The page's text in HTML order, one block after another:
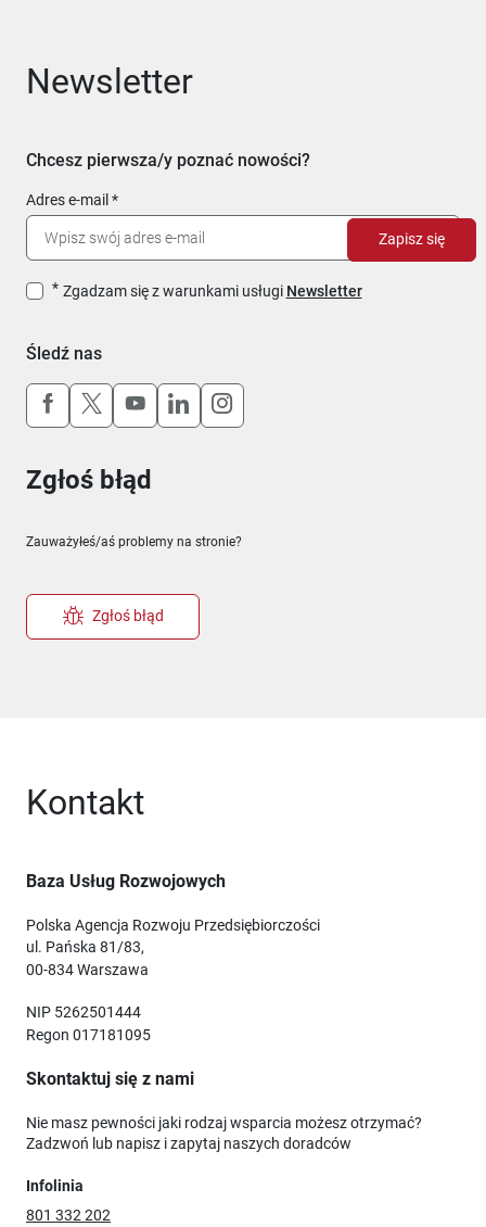
Newsletter
Chcesz pierwsza/y poznać nowości?
Adres e-mail
Zgadzam się z warunkami usługi Newsletter
Zapisz się
Śledź nas
Uwaga, link otworzy się w nowym oknie
Uwaga, link otworzy się w nowym oknie
Uwaga, link otworzy się w nowym
Uwaga, link otworzy się w
Uwaga, link otworzy się w
Zgłoś błąd
Zauważyłeś/aś problemy na stronie?
Zgłoś błąd
Kontakt
Baza Usług Rozwojowych
Polska Agencja Rozwoju Przedsiębiorczości
ul. Pańska 81/83,
00-834 Warszawa
NIP 5262501444
Regon 017181095
Skontaktuj się z nami
Nie masz pewności jaki rodzaj wsparcia możesz otrzymać?
Zadzwoń lub napisz i zapytaj naszych doradców
Infolinia
801 332 202